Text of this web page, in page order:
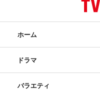
いろんな感情を持ってい
しててもいいから、悔い
たいです。
いつもBiSにたくさんの
で好きなことをして楽し
たらうれしいし、その力
ホーム
ドラマ
バラエティ